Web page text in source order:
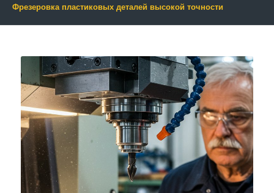
Фрезеровка пластиковых деталей высокой точности